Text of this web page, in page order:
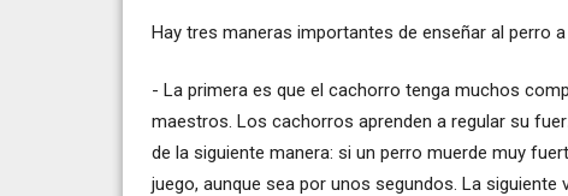
Hay tres maneras importantes de enseñar al perro
- La primera es que el cachorro tenga muchos
maestros. Los cachorros aprenden a regular su
de la siguiente manera: si un perro muerde muy
juego, aunque sea por unos segundos. La